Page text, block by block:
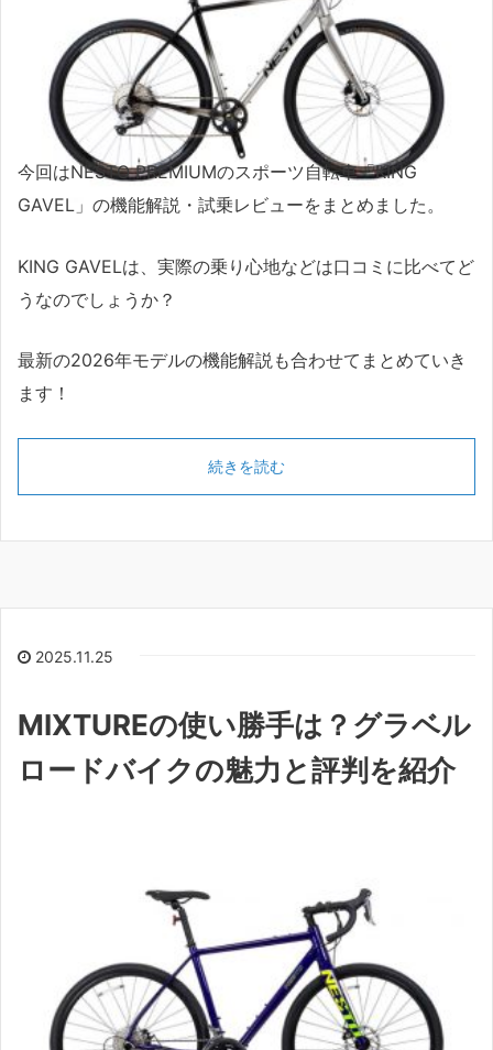
今回はNESTO PREMIUMのスポーツ自転車「KING
GAVEL」の機能解説・試乗レビューをまとめました。
KING GAVELは、実際の乗り心地などは口コミに比べてど
うなのでしょうか？
最新の2026年モデルの機能解説も合わせてまとめていき
ます！
続きを読む
2025.11.25
MIXTUREの使い勝手は？グラベル
ロードバイクの魅力と評判を紹介